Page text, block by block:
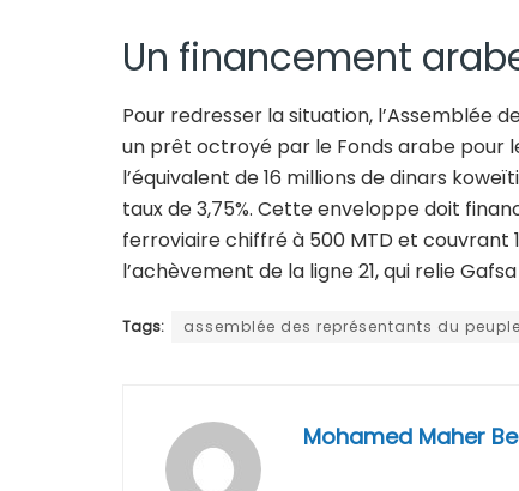
Un financement
Pour redresser la situation, l’Assemblée
un prêt octroyé par le Fonds arabe pour
l’équivalent de 16 millions de dinars
taux de 3,75%. Cette enveloppe doit
ferroviaire chiffré à 500 MTD et couvrant
l’achèvement de la ligne 21, qui relie
Tags: assemblée des représentants du peuple
Mohamed Maher